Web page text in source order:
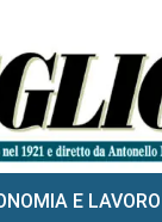
E LAVORO